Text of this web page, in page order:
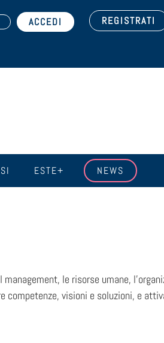
REGISTRATI
ESTE+ NEWS
le risorse umane,
visioni e soluzioni, e